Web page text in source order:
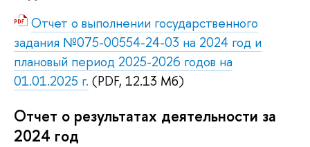
Отчет о выполнении государственного
задания №075-00554-24-03 на 2024 год и
плановый период 2025-2026 годов на
01.01.2025 г. (PDF, 12.13 Мб)
Отчет о результатах деятельности за
2024 год